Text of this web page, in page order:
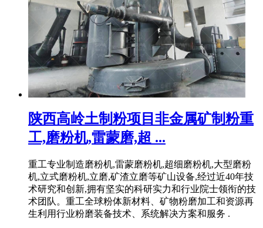
陕西高岭土制粉项目非金属矿制粉重
工,磨粉机,雷蒙磨,超 ...
重工专业制造磨粉机,雷蒙磨粉机,超细磨粉机,大型磨粉
机,立式磨粉机,立磨,矿渣立磨等矿山设备,经过近40年技
术研究和创新,拥有坚实的科研实力和行业院士领衔的技
术团队。重工全球粉体新材料、矿物粉磨加工和资源再
生利用行业粉磨装备技术、系统解决方案和服务 .